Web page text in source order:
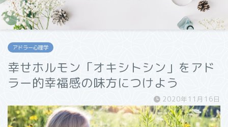
アドラー心理学
幸せホルモン「オキシトシン」をアド
ラー的幸福感の味方につけよう
2020年11月16日